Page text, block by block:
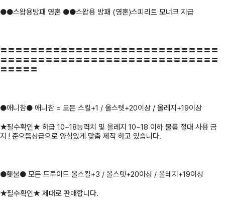
●●스왑용방패 영혼 ●●스왑용 방패 (영혼)스피리트 모너크 지급
〓〓〓〓〓〓〓〓〓〓〓〓〓〓〓〓〓〓〓〓〓〓〓〓〓〓〓〓〓
〓〓〓〓〓〓〓〓〓〓〓〓〓〓〓〓〓〓〓〓〓〓〓〓〓〓〓〓〓
〓〓〓〓〓
●애니참● 애니참 = 모든 스킬+1 / 올스텟+20이상 / 올레지+19이상
★필수확인★ 하급 10~18능력치 및 올레지 10~18 이하 물품 절대 사용 금
지 ! 준으뜸상급으로 양심있게 맞춤 제작 하고 있습니다.
●횃불● 모든 드루이드 올스킬+3 / 올스텟+20이상 / 올레지+19이상
★필수확인★ 제대로 판매합니다.